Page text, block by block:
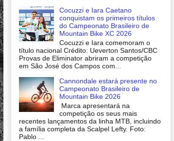
Cocuzzi e Iara Caetano
conquistam os primeiros títulos
do Campeonato Brasileiro de
Mountain Bike XC 2026
Cocuzzi e Iara comemoram o
título nacional Crédito: Ueverton Santos/CBC
Provas de Eliminator abriram a competição
em São José dos Campos com...
Cannondale estará presente no
Campeonato Brasileiro de
Mountain Bike 2026
Marca apresentará na
competição os seus mais
recentes lançamentos da linha MTB, incluindo
a família completa da Scalpel Lefty. Foto:
Pablo ...